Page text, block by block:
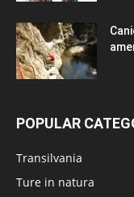
POPULAR
Transilvania
Ture in natura